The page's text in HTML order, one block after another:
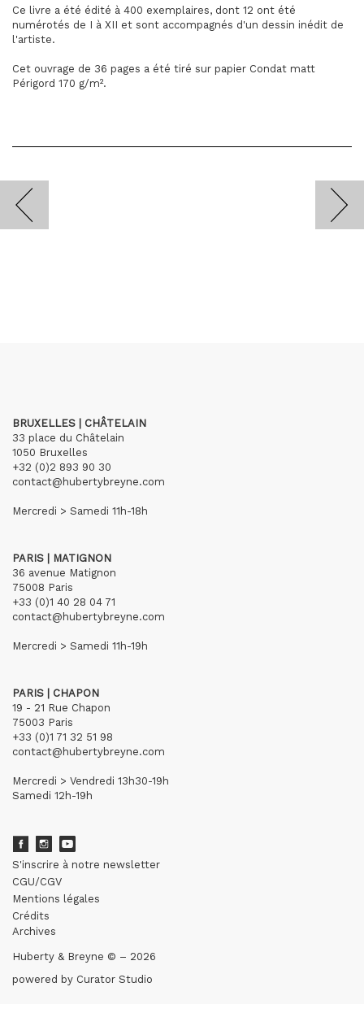
Ce livre a été édité à 400 exemplaires, dont 12 ont été
numérotés de I à XII et sont accompagnés d'un dessin inédit de
l'artiste.
Cet ouvrage de 36 pages a été tiré sur papier Condat matt
Périgord 170 g/m².
BRUXELLES | CHÂTELAIN
33 place du Châtelain
1050 Bruxelles
+32 (0)2 893 90 30
contact@hubertybreyne.com
Mercredi > Samedi 11h-18h
PARIS | MATIGNON
36 avenue Matignon
75008 Paris
+33 (0)1 40 28 04 71
contact@hubertybreyne.com
Mercredi > Samedi 11h-19h
PARIS | CHAPON
19 - 21 Rue Chapon
75003 Paris
+33 (0)1 71 32 51 98
contact@hubertybreyne.com
Mercredi > Vendredi 13h30-19h
Samedi 12h-19h
S'inscrire à notre newsletter
CGU/CGV
Mentions légales
Crédits
Archives
Huberty & Breyne © – 2026
powered by Curator Studio